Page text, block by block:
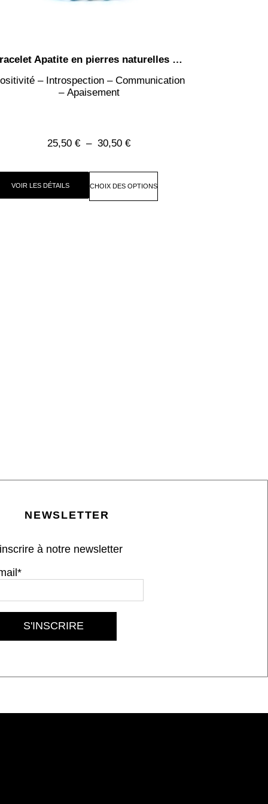
Bracelet Apatite en pierres naturelles – perles rondes de 4mm ou 8mm
– Introspection – Communication
– Apaisement
25,50€ – 30,50€
VOIR LES DÉTAILS CHOIX DES OPTIONS
NEWSLETTER
à notre newsletter